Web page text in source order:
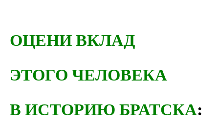
ОЦЕНИ ВКЛАД
ЭТОГО ЧЕЛОВЕКА
В ИСТОРИЮ БРАТСКА: